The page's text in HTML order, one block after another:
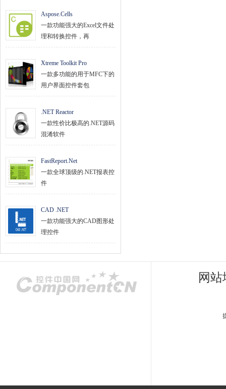
Aspose.Cells
一款功能强大的Excel文件处
理和转换控件，再
Xtreme Toolkit Pro
一款多功能的用于MFC下的
用户界面控件套包
.NET Reactor
一款性价比极高的.NET源码
混淆软件
FastReport.Net
一款全球顶级的.NET报表控
件
CAD .NET
一款功能强大的CAD图形处
理控件
网